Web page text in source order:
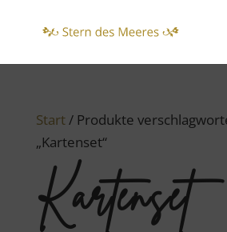
Start/ Produkte
„Kartenset“
Kartenset